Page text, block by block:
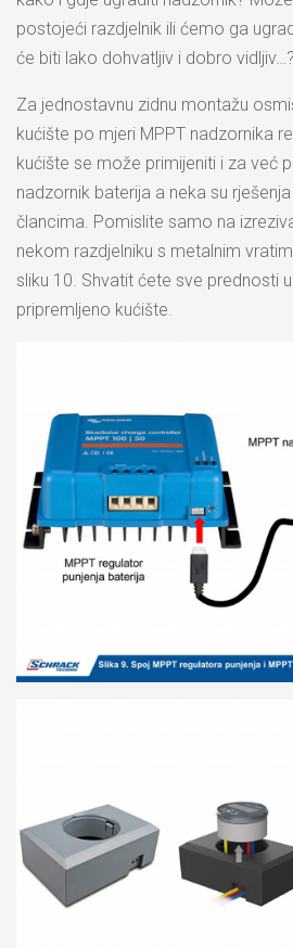
postojeći razdjelnik ili ćemo ga
će biti lako dohvatljiv i dobro vidljiv…?
Za jednostavnu zidnu montažu
kućište po mjeri MPPT nadzornika
kućište se može primijeniti i za već
nadzornik baterija a neka su
člancima. Pomislite samo na
nekom razdjelniku s metalnim
sliku 10. Shvatit ćete sve prednosti
pripremljeno kućište.